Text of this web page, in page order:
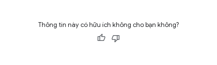
Thông tin này có hữu ích không cho bạn không?